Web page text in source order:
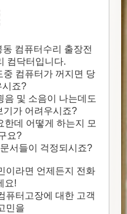
컴퓨터수리 출장전
컴닥터입니다.
컴퓨터가 꺼지면 당
시죠?
음 및 소음이 나는데도
기가 어려우시죠?
한데 어떻게 하는지 모
요?
서들이 걱정되시죠?
이라면 언제든지 전화
요!
퓨터고장에 대한 고객
민을